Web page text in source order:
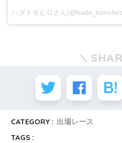
ハダトモヒロさん
CATEGORY : 出場レース
TAGS :